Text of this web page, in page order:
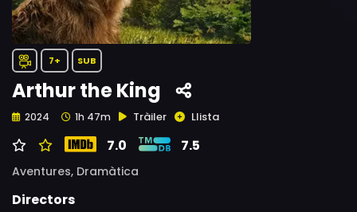
7+ SUB
Arthur the King
2024 1h 47m Tràiler Llista
7.0 7.5
Aventures, Dramàtica
Directors